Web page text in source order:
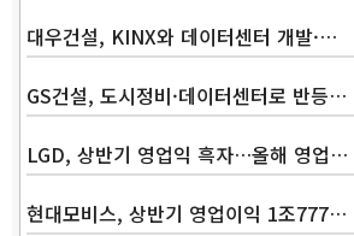
대우건설, KINX와 데이터센터 개발·…
GS건설, 도시정비·데이터센터로 반등…
LGD, 상반기 영업익 흑자…올해 영업…
현대모비스, 상반기 영업이익 1조777…